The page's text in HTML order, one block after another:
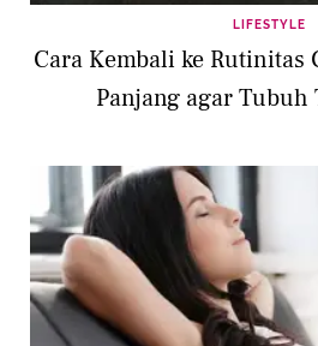
LIFESTYLE
Cara Kembali ke Rutinitas
Panjang agar Tubuh